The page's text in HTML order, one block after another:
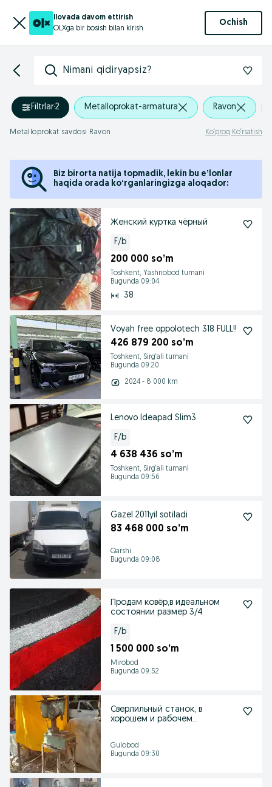
Ilovada davom ettirish
OLXga bir bosish bilan kirish
Ochish
Nimani qidiryapsiz?
Filtrlar·2 Metalloprokat-armatura Ravon
Metalloprokat savdosi Ravon Ko‘proq Ko‘rsatish
Biz birorta natija topmadik, lekin bu eʼlonlar
haqida orada koʻrganlaringizga aloqador:
Женский куртка чёрный
F/b
200 000 so’m
Toshkent, Yashnobod tumani
Bugunda 09:04
38
Voyah free oppolotech 318 FULL!!
426 879 200 so’m
Toshkent, Sirg‘ali tumani
Bugunda 09:20
2024 - 8 000 km
Lenovo Ideapad Slim3
F/b
4 638 436 so’m
Toshkent, Sirg‘ali tumani
Bugunda 09:56
Gazel 2011yil sotiladi
83 468 000 so’m
Qarshi
Bugunda 09:08
Продам ковёр,в идеальном
состоянии размер 3/4
F/b
1 500 000 so’m
Mirobod
Bugunda 09:52
Сверлильный станок, в
хорошем и рабочем
Gulobod
Bugunda 09:30